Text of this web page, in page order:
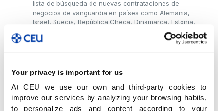
Your privacy is important for us
At CEU we use our own and third-party cookies to
improve our services by analyzing your browsing habits,
to personalize ads and content according to your
lista de búsqueda de nuevas contrataciones de
negocios de vanguardia en países como Alemania,
Israel, Suecia, República Checa, Dinamarca, Estonia,
Francia, Reino Unido, Grecia, Irlanda, Bélgica,
Eslovaquia, Rusia, Luxemburgo y Países Bajos. Las
Microsoft, Dell, Google o IBM.
cuántica, la ecuación diferencial o el cálculo vectorial
son fundamentales para la construcción de sistemas